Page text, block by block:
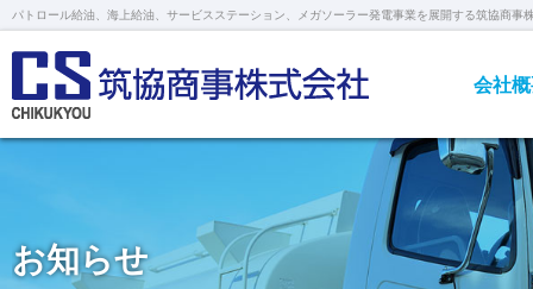
パトロール給油、海上給油、サービスステーション、メガソーラー発電事業を展開する筑協商事
会社
お知らせ